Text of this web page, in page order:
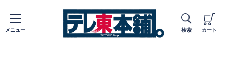
メニュー 検索 カート